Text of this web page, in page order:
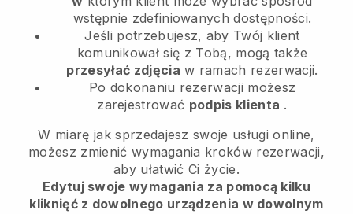
wstępnie zdefiniowanych dostępności.
Jeśli potrzebujesz, aby Twój klient
komunikował się z Tobą, mogą także
przesyłać zdjęcia w ramach rezerwacji.
Po dokonaniu rezerwacji możesz
zarejestrować podpis klienta .
W miarę jak sprzedajesz swoje usługi online,
możesz zmienić wymagania kroków rezerwacji,
aby ułatwić Ci życie.
Edytuj swoje wymagania za pomocą kilku
kliknięć z dowolnego urządzenia w dowolnym